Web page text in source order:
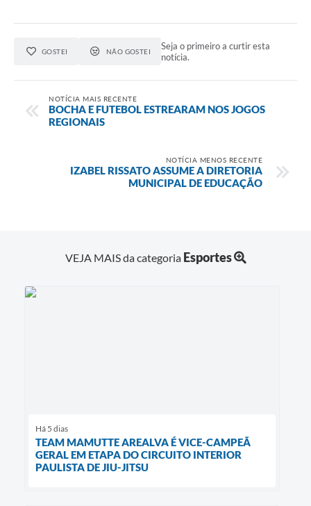
GOSTEI NÃO GOSTEI
Seja o primeiro a curtir esta
notícia.
NOTÍCIA MAIS RECENTE
BOCHA E FUTEBOL ESTREARAM NOS JOGOS
REGIONAIS
NOTÍCIA MENOS RECENTE
IZABEL RISSATO ASSUME A DIRETORIA
MUNICIPAL DE EDUCAÇÃO
VEJA MAIS da categoria Esportes
Há 5 dias
TEAM MAMUTTE AREALVA É VICE-CAMPEÃ
GERAL EM ETAPA DO CIRCUITO INTERIOR
PAULISTA DE JIU-JITSU